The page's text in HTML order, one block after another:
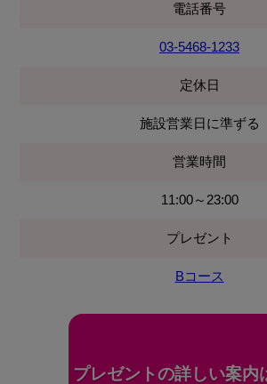
電話番号
03-5468-1233
定休日
施設営業日に準ずる
営業時間
11:00～23:00
プレゼント
Bコース
プレゼントの詳しい案内